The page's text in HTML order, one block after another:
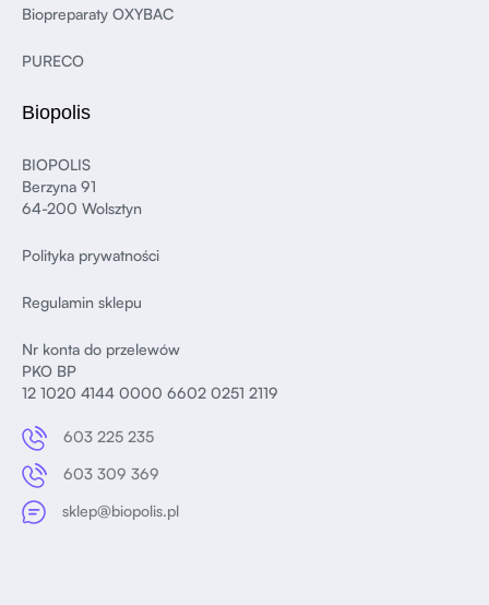
Biopreparaty OXYBAC
PURECO
Biopolis
BIOPOLIS
Berzyna 91
64-200 Wolsztyn
Polityka prywatności
Regulamin sklepu
Nr konta do przelewów
PKO BP
12 1020 4144 0000 6602 0251 2119
603 225 235
603 309 369
sklep@biopolis.pl